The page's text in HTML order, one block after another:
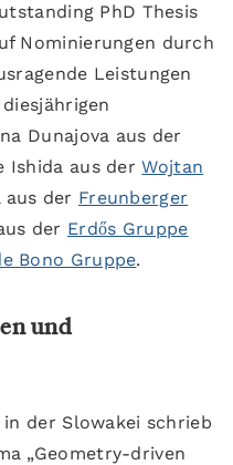
PhD Thesis
Nominierungen durch
Leistungen
Dunajova aus der
Ishida aus derWojtan
aus der Freunberger
der Erdős Gruppe
Bono Gruppe.
und
der Slowakei schrieb
„Geometry-driven